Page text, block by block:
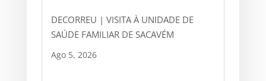
DECORREU | VISITA À UNIDADE DE
SAÚDE FAMILIAR DE SACAVÉM
Ago 5, 2026